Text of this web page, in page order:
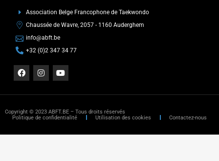
Association Belge Francophone de Taekwondo
Chaussée de Wavre, 2057 - 1160 Auderghem
info@abft.be
+32 (0)2 347 34 77
Copyright © 2023 ABFT.BE – Tous droits réservés
Politique de confidentialité
Utilisation des cookies Contactez-nous